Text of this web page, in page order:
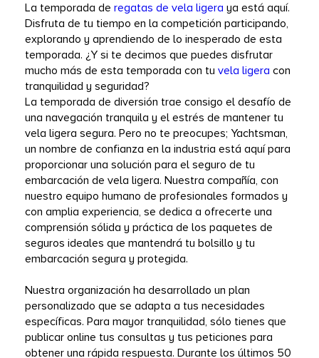
La temporada de regatas de vela ligera ya está aquí.
Disfruta de tu tiempo en la competición participando,
explorando y aprendiendo de lo inesperado de esta
temporada. ¿Y si te decimos que puedes disfrutar
mucho más de esta temporada con tu vela ligera con
tranquilidad y seguridad?
La temporada de diversión trae consigo el desafío de
una navegación tranquila y el estrés de mantener tu
vela ligera segura. Pero no te preocupes; Yachtsman,
un nombre de confianza en la industria está aquí para
proporcionar una solución para el seguro de tu
embarcación de vela ligera. Nuestra compañía, con
nuestro equipo humano de profesionales formados y
con amplia experiencia, se dedica a ofrecerte una
comprensión sólida y práctica de los paquetes de
seguros ideales que mantendrá tu bolsillo y tu
embarcación segura y protegida.
Nuestra organización ha desarrollado un plan
personalizado que se adapta a tus necesidades
específicas. Para mayor tranquilidad, sólo tienes que
publicar online tus consultas y tus peticiones para
obtener una rápida respuesta. Durante los últimos 50